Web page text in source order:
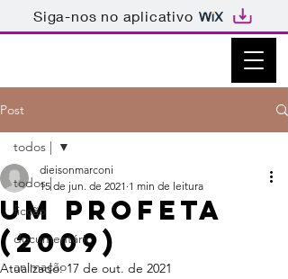
Siga-nos no aplicativo
Post
todos |
ficção
documentário
animação
todos |
UM PROFETA
(2009)
dieisonmarconi
15 de jun. de 2021 1 min de leitura
Atualizado:17 de out. de 2021